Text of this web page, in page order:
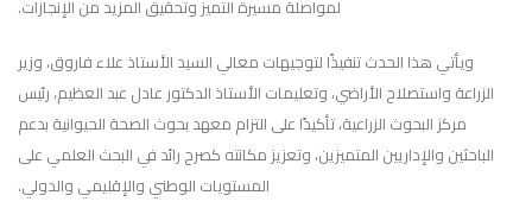
لمواصلة مسيرة التميز وتحقيق المزيد من الإنجازات.
ويأتي هذا الحدث تنفيذًا لتوجيهات معالي السيد الأستاذ علاء فاروق، وزير
الزراعة واستصلاح الأراضي، وتعليمات الأستاذ الدكتور عادل عبد العظيم، رئيس
مركز البحوث الزراعية، تأكيدًا على التزام معهد بحوث الصحة الحيوانية بدعم
الباحثين والإداريين المتميزين، وتعزيز مكانته كصرح رائد في البحث العلمي على
المستويات الوطني والإقليمي والدولي.